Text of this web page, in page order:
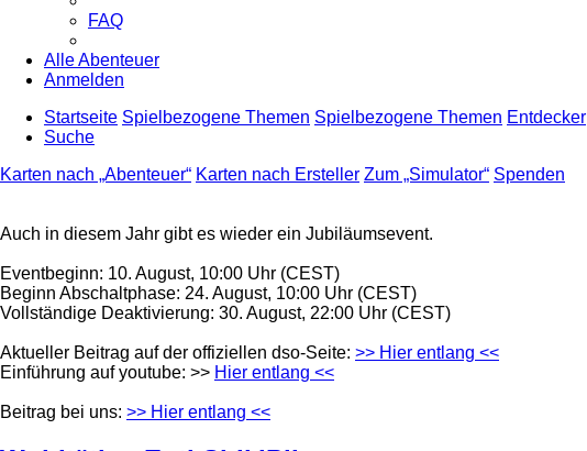
FAQ
Alle Abenteuer
Anmelden
Startseite Spielbezogene Themen Spielbezogene Themen Entdecker
Suche
Karten nach „Abenteuer“ Karten nach Ersteller Zum „Simulator“ Spenden
Auch in diesem Jahr gibt es wieder ein Jubiläumsevent.
Eventbeginn: 10. August, 10:00 Uhr (CEST)
Beginn Abschaltphase: 24. August, 10:00 Uhr (CEST)
Vollständige Deaktivierung: 30. August, 22:00 Uhr (CEST)
Aktueller Beitrag auf der offiziellen dso-Seite: >> Hier entlang <<
Einführung auf youtube: >> Hier entlang <<
Beitrag bei uns: >> Hier entlang <<